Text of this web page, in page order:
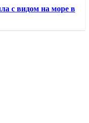
с видом на море в